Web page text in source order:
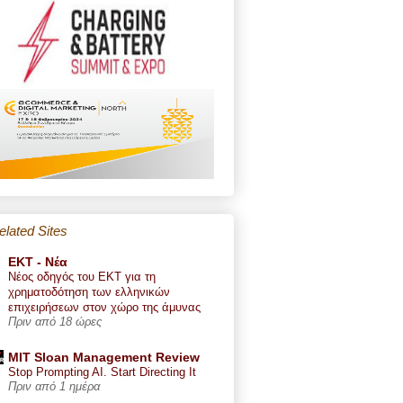
Sites
ΕΚΤ - Nέα
Νέος οδηγός του ΕΚΤ για τη
χρηματοδότηση των ελληνικών
επιχειρήσεων στον χώρο της άμυνας
Πριν από 18 ώρες
MIT Sloan Management Review
Stop Prompting AI. Start Directing It
Πριν από 1 ημέρα